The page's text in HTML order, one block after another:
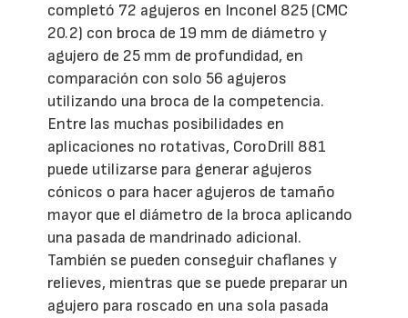
completó 72 agujeros en Inconel 825 (CMC
20.2) con broca de 19 mm de diámetro y
agujero de 25 mm de profundidad, en
comparación con solo 56 agujeros
utilizando una broca de la competencia.
Entre las muchas posibilidades en
aplicaciones no rotativas, CoroDrill 881
puede utilizarse para generar agujeros
cónicos o para hacer agujeros de tamaño
mayor que el diámetro de la broca aplicando
una pasada de mandrinado adicional.
También se pueden conseguir chaflanes y
relieves, mientras que se puede preparar un
agujero para roscado en una sola pasada